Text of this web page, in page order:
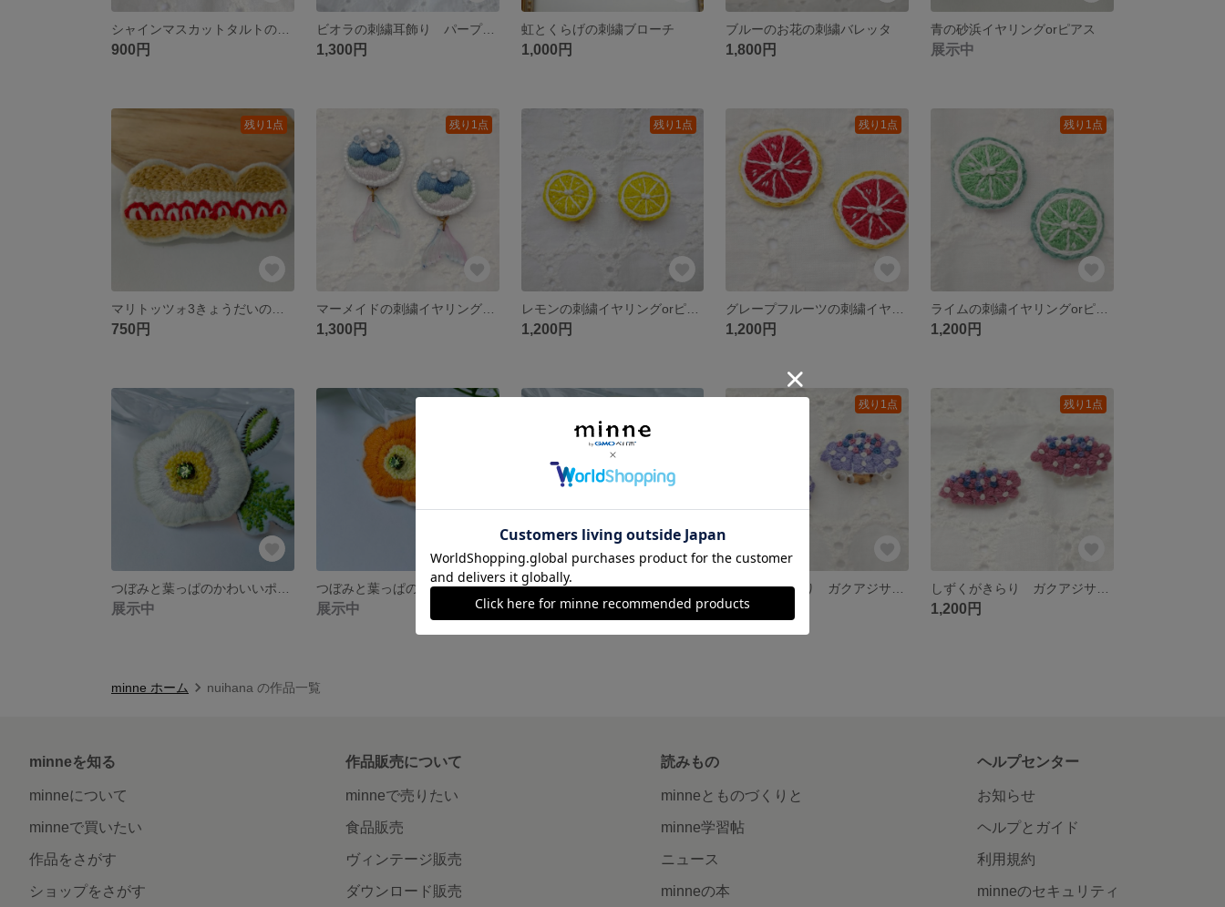
900円
ビオラの刺繍耳飾り パープル ピアス/イヤリング
1,300円
虹とくらげの刺繍ブローチ
1,000円
ブルーのお花の刺繍バレッタ
1,800円
青の砂浜イヤリングorピアス
展示中
残り1点
750円
残り1点
マーメイドの刺繍イヤリングorピアス
1,300円
残り1点
レモンの刺繍イヤリングorピアス
1,200円
残り1点
1,200円
残り1点
1,200円
展示中
つぼみと葉っぱのかわいいポピーブローチ オレンジ
展示中
つぼみと葉っぱのかわいいポピーブローチ サーモンピンク
展示中
残り1点
1,200円
残り1点
1,200円
minne ホーム nuihana の作品一覧
minneを知る
minneについて
minneで買いたい
作品をさがす
ショップをさがす
作品販売について
minneで売りたい
食品販売
ヴィンテージ販売
ダウンロード販売
読みもの
minneとものづくりと
minne学習帖
ニュース
minneの本
ヘルプセンター
お知らせ
ヘルプとガイド
利用規約
minneのセキュリティ